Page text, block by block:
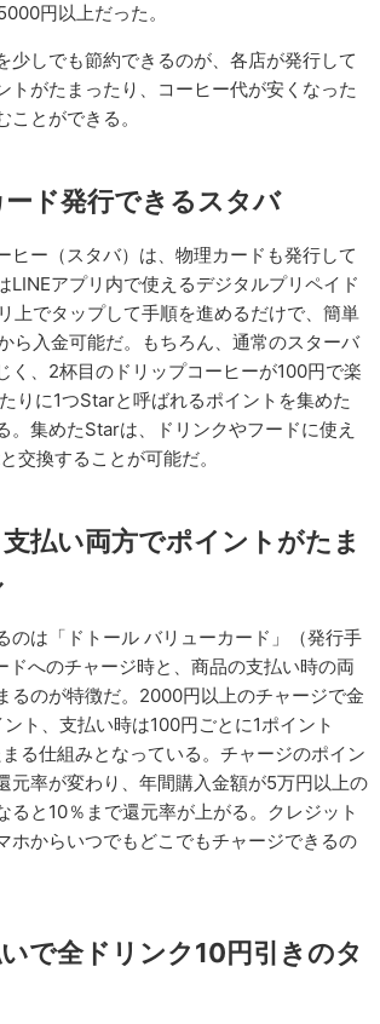
円以上だった。
少しでも節約できるのが、各店が発行して
トがたまったり、コーヒー代が安くなった
ことができる。
ード発行できるスタバ
ヒー（スタバ）は、物理カードも発行して
LINEアプリ内で使えるデジタルプリペイド
上でタップして手順を進めるだけで、簡単
ら入金可能だ。もちろん、通常のスターバ
く、2杯目のドリップコーヒーが100円で楽
りに1つStarと呼ばれるポイントを集めた
。集めたStarは、ドリンクやフードに使え
交換することが可能だ。
払い両方でポイントがたま
のは「ドトール バリューカード」（発行手
へのチャージ時と、商品の支払い時の両
るのが特徴だ。2000円以上のチャージで金
ト、支払い時は100円ごとに1ポイント
まる仕組みとなっている。チャージのポイン
元率が変わり、年間購入金額が5万円以上の
ると10％まで還元率が上がる。クレジット
ホからいつでもどこでもチャージできるの
で全ドリンク10円引きのタ